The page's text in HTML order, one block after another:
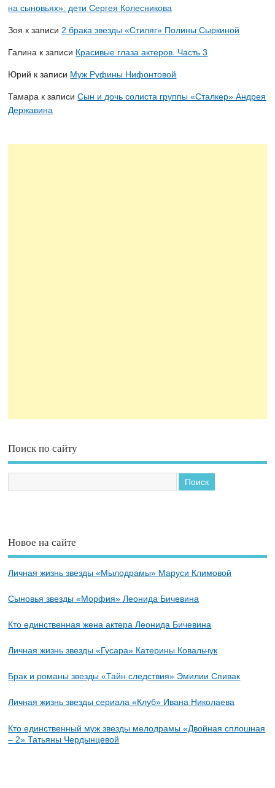
на сыновьях»: дети Сергея Колесникова
Зоя к записи 2 брака звезды «Стиляг» Полины Сыркиной
Галина к записи Красивые глаза актеров. Часть 3
Юрий к записи Муж Руфины Нифонтовой
Тамара к записиСын и дочь солиста группы «Сталкер» Андрея
Державина
Поиск по сайту
Новое на сайте
Личная жизнь звезды «Мылодрамы» Маруси Климовой
Сыновья звезды «Морфия» Леонида Бичевина
Кто единственная жена актера Леонида Бичевина
Личная жизнь звезды «Гусара» Катерины Ковальчук
Брак и романы звезды «Тайн следствия» Эмилии Спивак
Личная жизнь звезды сериала «Клуб» Ивана Николаева
Кто единственный муж звезды мелодрамы «Двойная сплошная
– 2» Татьяны Чердынцевой